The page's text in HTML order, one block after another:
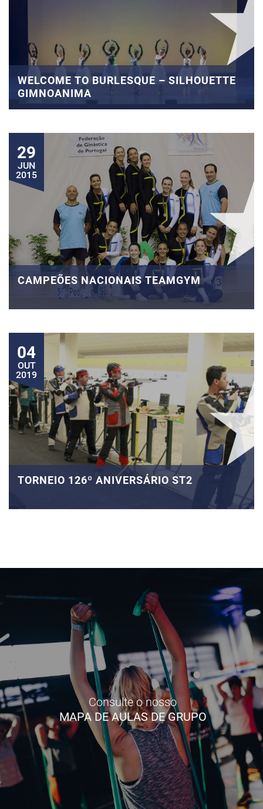
WELCOME TO BURLESQUE – SILHOUETTE
GIMNOANIMA
29
JUN
2015
CAMPEÕES NACIONAIS TEAMGYM
04
OUT
2019
TORNEIO 126º ANIVERSÁRIO ST2
Consulte o nosso
MAPA DE AULAS DE GRUPO